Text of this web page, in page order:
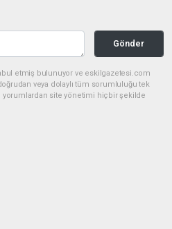
Gönder
etmiş bulunuyor ve eskilgazetesi.com
veya dolaylı tüm sorumluluğu tek
yorumlardan site yönetimi hiçbir şekilde